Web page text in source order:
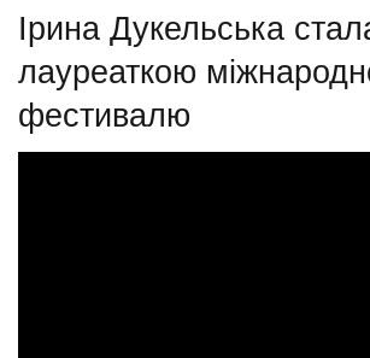
Ірина Дукельська
лауреаткою
фестивалю